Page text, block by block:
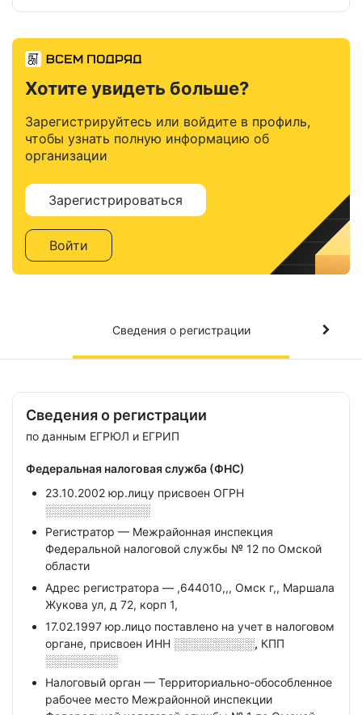
Хотите увидеть больше?
Зарегистрируйтесь или войдите в профиль,
чтобы узнать полную информацию об
организации
Зарегистрироваться
Войти
Сведения о регистрации
Сведения о регистрации
по данным ЕГРЮЛ и ЕГРИП
Федеральная налоговая служба (ФНС)
23.10.2002 юр.лицу присвоен ОГРН
░░░░░░░░░░░░░
Регистратор — Межрайонная инспекция
Федеральной налоговой службы № 12 по Омской
области
Адрес регистратора — ,644010,,, Омск г,, Маршала
Жукова ул, д 72, корп 1,
17.02.1997 юр.лицо поставлено на учет в налоговом
органе, присвоен ИНН ░░░░░░░░░░, КПП
░░░░░░░░░
Налоговый орган — Территориально-обособленное
рабочее место Межрайонной инспекции